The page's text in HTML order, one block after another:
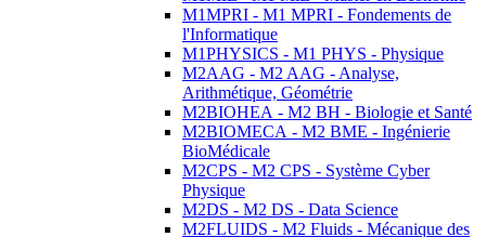
M1MPRI - M1 MPRI - Fondements de
l'Informatique
M1PHYSICS - M1 PHYS - Physique
M2AAG - M2 AAG - Analyse,
Arithmétique, Géométrie
M2BIOHEA - M2 BH - Biologie et Santé
M2BIOMECA - M2 BME - Ingénierie
BioMédicale
M2CPS - M2 CPS - Système Cyber
Physique
M2DS - M2 DS - Data Science
M2FLUIDS - M2 Fluids - Mécanique des